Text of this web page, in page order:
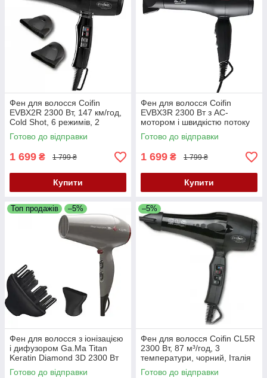
Фен для волосся Coifin
EVBX2R 2300 Вт, 147 км/год,
Cold Shot, 6 режимів, 2
насадки, Італія
Готово до відправки
1 699 ₴ 1 799 ₴
Купити
Фен для волосся Coifin
EVBX3R 2300 Вт з AC-
мотором і швидкістю потоку
147 км/год
Готово до відправки
1 699 ₴ 1 799 ₴
Купити
Топ продажів –5%
Фен для волосся з іонізацією
і дифузором Ga.Ma Titan
Keratin Diamond 3D 2300 Вт
GH0303
Готово до відправки
–5%
Фен для волосся Coifin CL5R
2300 Вт, 87 м³/год, 3
температури, чорний, Італія
Готово до відправки